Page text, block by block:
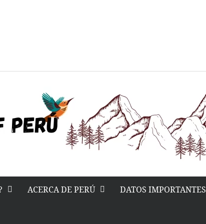
ACERCA DE PERÚ DATOS IMPORTANTES